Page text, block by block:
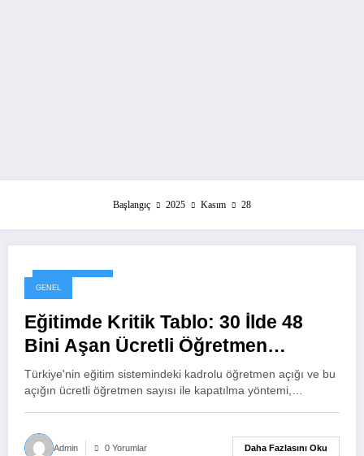
Başlangıç 2025 Kasım 28
28 Kasım 2025
GENEL
Eğitimde Kritik Tablo: 30 İlde 48
Bini Aşan Ücretli Öğretmen
Görevde! İşte İl İl Veriler
Türkiye'nin eğitim sistemindeki kadrolu öğretmen açığı ve bu
açığın ücretli öğretmen sayısı ile kapatılma yöntemi,…
Admin 0 Yorumlar Daha Fazlasını Oku